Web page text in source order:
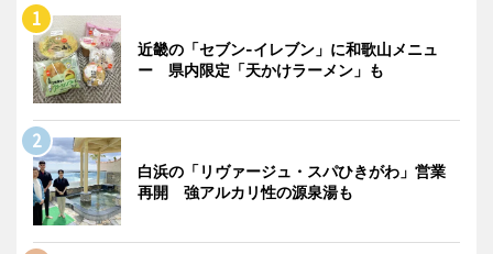
近畿の「セブン-イレブン」に和歌山メニュ
ー 県内限定「天かけラーメン」も
白浜の「リヴァージュ・スパひきがわ」営業
再開 強アルカリ性の源泉湯も